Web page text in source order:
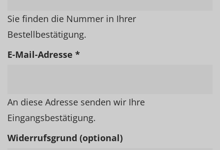
Sie finden die Nummer in Ihrer
Bestellbestätigung.
E-Mail-Adresse *
An diese Adresse senden wir Ihre
Eingangsbestätigung.
Widerrufsgrund (optional)